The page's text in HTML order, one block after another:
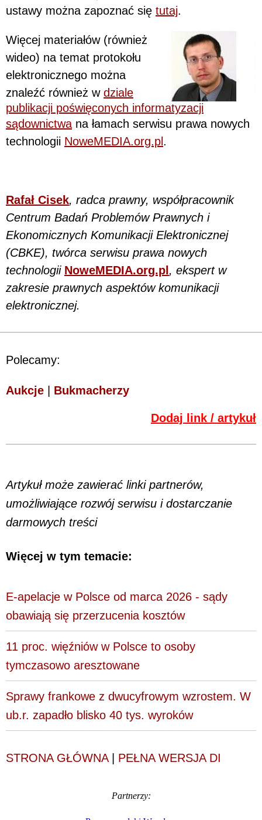
ustawy można zapoznać się tutaj.
Więcej materiałów (również
wideo) na temat protokołu
elektronicznego można
znaleźć również w dziale
publikacji poświęconych informatyzacji
sądownictwa na łamach serwisu prawa nowych
technologii NoweMEDIA.org.pl .
Rafał Cisek, radca prawny, współpracownik
Centrum Badań Problemów Prawnych i
Ekonomicznych Komunikacji Elektronicznej
(CBKE), twórca serwisu prawa nowych
technologii NoweMEDIA.org.pl , ekspert w
zakresie prawnych aspektów komunikacji
elektronicznej.
Polecamy:
Aukcje Bukmacherzy
Dodaj link / artykuł
Artykuł może zawierać linki partnerów,
umożliwiające rozwój serwisu i dostarczanie
darmowych treści
Więcej w tym temacie:
E-apelacje w Polsce od marca 2026 - sądy
obawiają się przerzucenia kosztów
11 proc. więźniów w Polsce to osoby
tymczasowo aresztowane
Sprawy frankowe z dwucyfrowym wzrostem. W
ub.r. zapadło blisko 40 tys. wyroków
STRONA GŁÓWNA| PEŁNA WERSJA DI
Partnerzy: